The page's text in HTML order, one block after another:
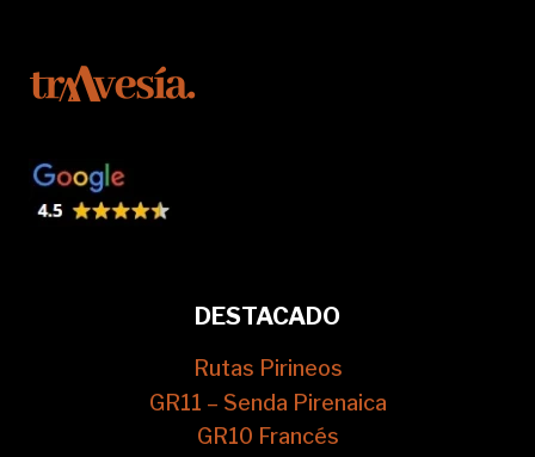
DESTACADO
Rutas Pirineos
GR11 – Senda Pirenaica
GR10 Francés